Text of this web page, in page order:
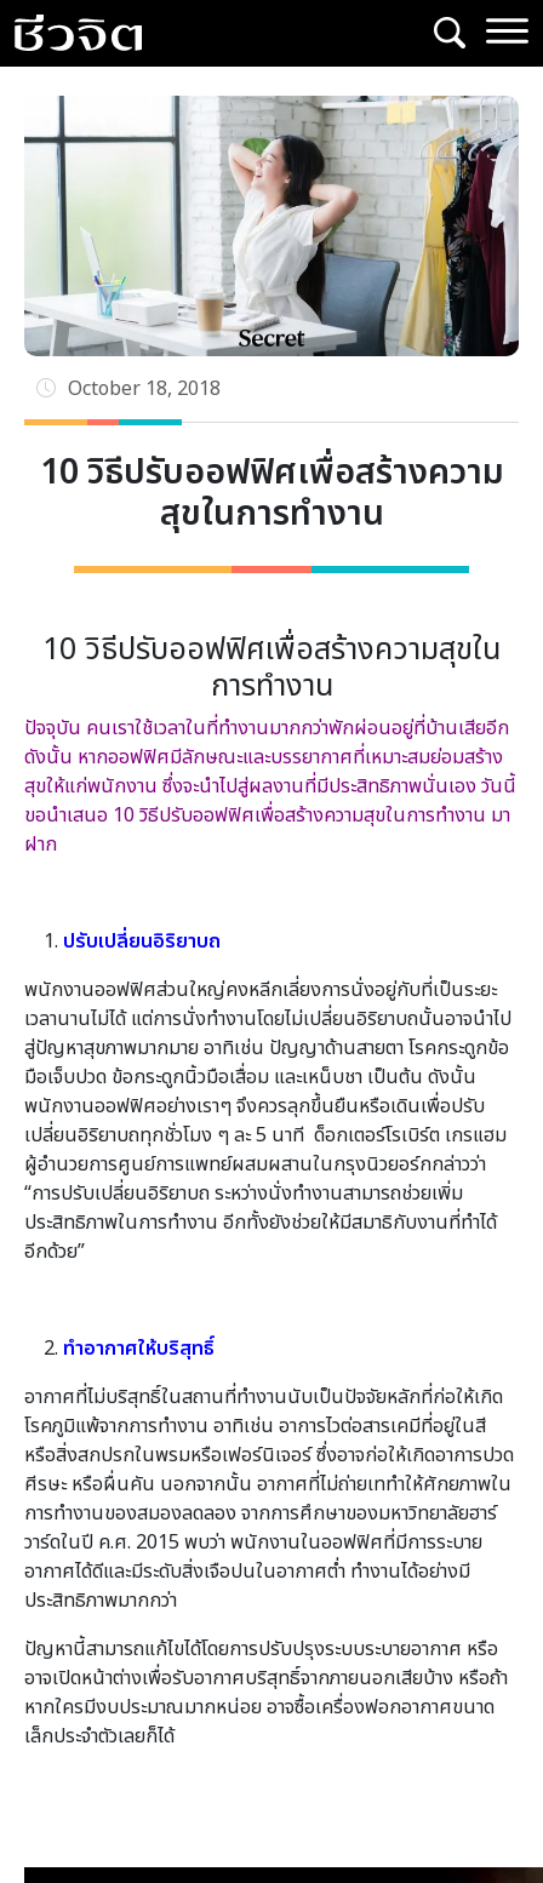
Skip
to
content
October 18, 2018
10 วิธีปรับออฟฟิศเพื่อสร้างความ
สุขในการทำงาน
10 วิธีปรับออฟฟิศเพื่อสร้างความสุขใน
การทำงาน
ปัจจุบัน คนเราใช้เวลาในที่ทำงานมากกว่าพักผ่อนอยู่ที่บ้านเสียอีก
ดังนั้น หากออฟฟิศมีลักษณะและบรรยากาศที่เหมาะสมย่อมสร้าง
สุขให้แก่พนักงาน ซึ่งจะนำไปสู่ผลงานที่มีประสิทธิภาพนั่นเอง วันนี้
ขอนำเสนอ 10 วิธีปรับออฟฟิศเพื่อสร้างความสุขในการทำงาน มา
ฝาก
ปรับเปลี่ยนอิริยาบถ
พนักงานออฟฟิศส่วนใหญ่คงหลีกเลี่ยงการนั่งอยู่กับที่เป็นระยะ
เวลานานไม่ได้ แต่การนั่งทำงานโดยไม่เปลี่ยนอิริยาบถนั้นอาจนำไป
สู่ปัญหาสุขภาพมากมาย อาทิเช่น ปัญญาด้านสายตา โรคกระดูกข้อ
มือเจ็บปวด ข้อกระดูกนิ้วมือเสื่อม และเหน็บชา เป็นต้น ดังนั้น
พนักงานออฟฟิศอย่างเราๆ จึงควรลุกขึ้นยืนหรือเดินเพื่อปรับ
เปลี่ยนอิริยาบถทุกชั่วโมง ๆ ละ 5 นาที ด็อกเตอร์โรเบิร์ต เกรแฮม
ผู้อำนวยการศูนย์การแพทย์ผสมผสานในกรุงนิวยอร์กกล่าวว่า
“การปรับเปลี่ยนอิริยาบถ ระหว่างนั่งทำงานสามารถช่วยเพิ่ม
ประสิทธิภาพในการทำงาน อีกทั้งยังช่วยให้มีสมาธิกับงานที่ทำได้
อีกด้วย”
ทำอากาศให้บริสุทธิ์
อากาศที่ไม่บริสุทธิ์ในสถานที่ทำงานนับเป็นปัจจัยหลักที่ก่อให้เกิด
โรคภูมิแพ้จากการทำงาน อาทิเช่น อาการไวต่อสารเคมีที่อยู่ในสี
หรือสิ่งสกปรกในพรมหรือเฟอร์นิเจอร์ ซึ่งอาจก่อให้เกิดอาการปวด
ศีรษะ หรือผื่นคัน นอกจากนั้น อากาศที่ไม่ถ่ายเททำให้ศักยภาพใน
การทำงานของสมองลดลอง จากการศึกษาของมหาวิทยาลัยฮาร์
วาร์ดในปี ค.ศ. 2015 พบว่า พนักงานในออฟฟิศที่มีการระบาย
อากาศได้ดีและมีระดับสิ่งเจือปนในอากาศต่ำ ทำงานได้อย่างมี
ประสิทธิภาพมากกว่า
ปัญหานี้สามารถแก้ไขได้โดยการปรับปรุงระบบระบายอากาศ หรือ
อาจเปิดหน้าต่างเพื่อรับอากาศบริสุทธิ์จากภายนอกเสียบ้าง หรือถ้า
หากใครมีงบประมาณมากหน่อย อาจซื้อเครื่องฟอกอากาศขนาด
เล็กประจำตัวเลยก็ได้